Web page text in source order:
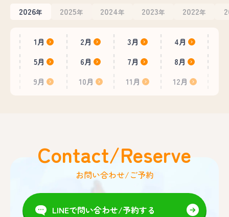
2026年 2025年 2024年 2023年 2022年
1月 2月 3月
4月
5月
6月 7月
8月
9月
10月 11月 12月
Contact/Reserve
お問い合わせ/ご予約
LINEで問い合わせ/予約する